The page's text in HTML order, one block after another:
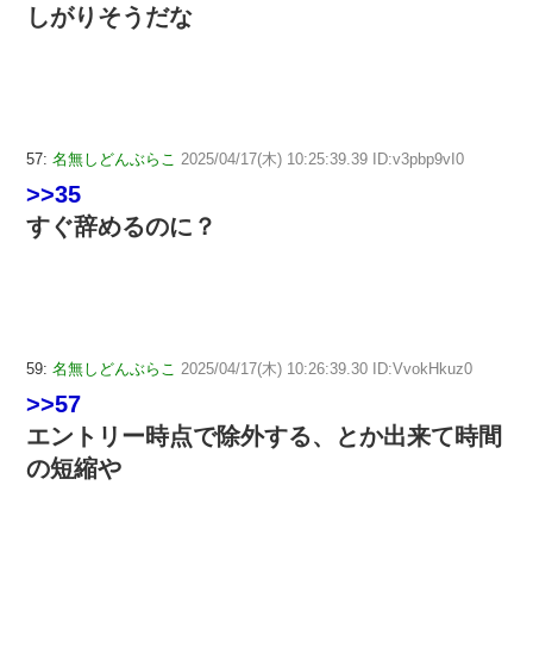
しがりそうだな
57: 名無しどんぶらこ 2025/04/17(木) 10:25:39.39 ID:v3pbp9vI0
>>35
すぐ辞めるのに？
59: 名無しどんぶらこ 2025/04/17(木) 10:26:39.30 ID:VvokHkuz0
>>57
エントリー時点で除外する、とか出来て時間
の短縮や